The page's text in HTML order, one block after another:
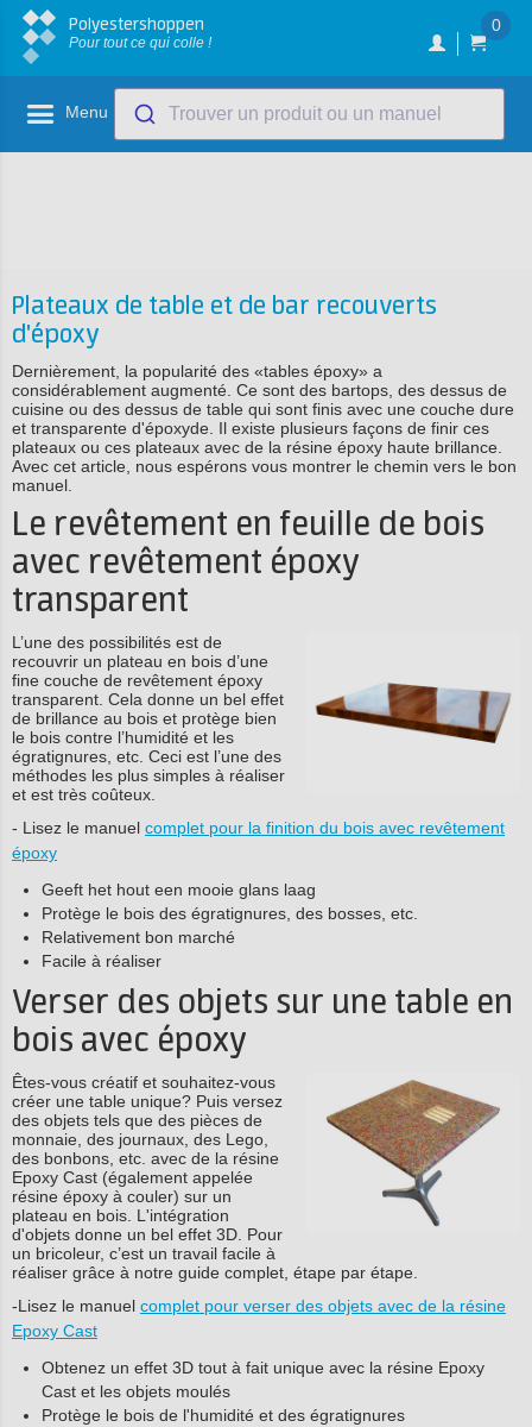
Polyestershoppen
Pour tout ce qui colle !
0
Menu Trouver un produit ou un manuel
Plateaux de table et de bar recouverts
d'époxy
Dernièrement, la popularité des «tables époxy» a
considérablement augmenté. Ce sont des bartops, des dessus de
cuisine ou des dessus de table qui sont finis avec une couche dure
et transparente d'époxyde. Il existe plusieurs façons de finir ces
plateaux ou ces plateaux avec de la résine époxy haute brillance.
Avec cet article, nous espérons vous montrer le chemin vers le bon
manuel.
Le revêtement en feuille de bois
avec revêtement époxy
transparent
L’une des possibilités est de
recouvrir un plateau en bois d’une
fine couche de revêtement époxy
transparent. Cela donne un bel effet
de brillance au bois et protège bien
le bois contre l’humidité et les
égratignures, etc. Ceci est l’une des
méthodes les plus simples à réaliser
et est très coûteux.
- Lisez le manuel complet pour la finition du bois avec revêtement
époxy
Geeft het hout een mooie glans laag
Protège le bois des égratignures, des bosses, etc.
Relativement bon marché
Facile à réaliser
Verser des objets sur une table en
bois avec époxy
Êtes-vous créatif et souhaitez-vous
créer une table unique? Puis versez
des objets tels que des pièces de
monnaie, des journaux, des Lego,
des bonbons, etc. avec de la résine
Epoxy Cast (également appelée
résine époxy à couler) sur un
plateau en bois. L'intégration
d'objets donne un bel effet 3D. Pour
un bricoleur, c’est un travail facile à
réaliser grâce à notre guide complet, étape par étape.
-Lisez le manuel complet pour verser des objets avec de la résine
Epoxy Cast
Obtenez un effet 3D tout à fait unique avec la résine Epoxy
Cast et les objets moulés
Protège le bois de l'humidité et des égratignures